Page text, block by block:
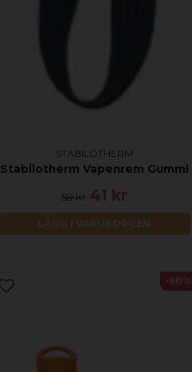
STABILOTHERM
Stabilotherm Vapenrem Gummi
59 kr 41 kr
LÄGG I VARUKORGEN
-60%